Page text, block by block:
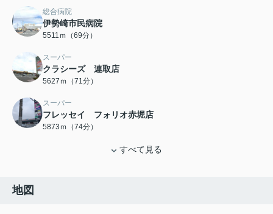
総合病院
伊勢崎市民病院
5511ｍ（69分）
スーパー
クラシーズ 連取店
5627ｍ（71分）
スーパー
フレッセイ フォリオ赤堀店
5873ｍ（74分）
すべて見る
地図